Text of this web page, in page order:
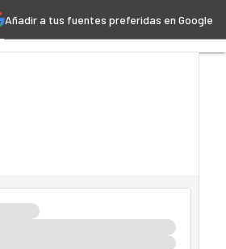
Añadir a tus fuentes preferidas en Google